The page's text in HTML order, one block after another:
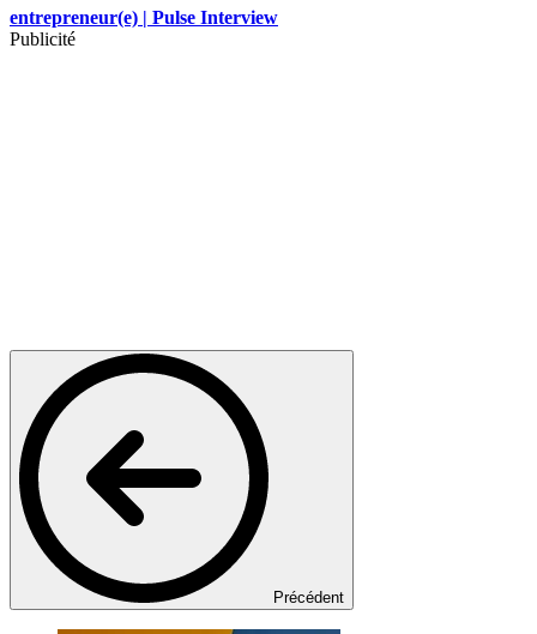
entrepreneur(e) | Pulse Interview
Publicité
Précédent